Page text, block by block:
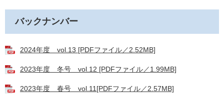
バックナンバー
2024年度 vol.13 [PDFファイル／2.52MB]
2023年度 冬号 vol.12 [PDFファイル／1.99MB]
2023年度 春号 vol.11[PDFファイル／2.57MB]